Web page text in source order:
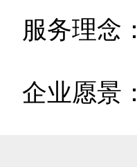
服务理念
企业愿景